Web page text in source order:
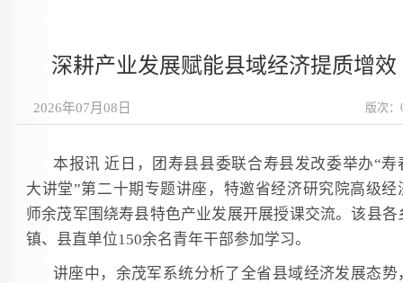
深耕产业发展赋能县域经济提质增效
版次：
2026年07月08日
本报讯 近日，团寿县县委联合寿县发改委举办“寿
大讲堂”第二十期专题讲座，特邀省经济研究院高级经
师余茂军围绕寿县特色产业发展开展授课交流。该县各
镇、县直单位150余名青年干部参加学习。
讲座中，余茂军系统分析了全省县域经济发展态势